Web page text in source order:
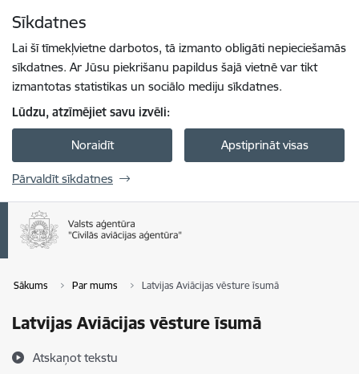
Sīkdatnes
Lai šī tīmekļvietne darbotos, tā izmanto obligāti nepieciešamās
sīkdatnes. Ar Jūsu piekrišanu papildus šajā vietnē var tikt
izmantotas statistikas un sociālo mediju sīkdatnes.
Lūdzu, atzīmējiet savu izvēli:
Noraidīt Apstiprināt visas
Pārvaldīt sīkdatnes
Sākums Par mums Latvijas Aviācijas vēsture īsumā
Latvijas Aviācijas vēsture īsumā
Atskaņot tekstu